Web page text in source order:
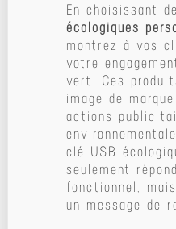
En choisissant
écologiques
montrez à vos
votre
vert. Ces
image de
actions
clé USB
seulement
fonctionnel,
un message de